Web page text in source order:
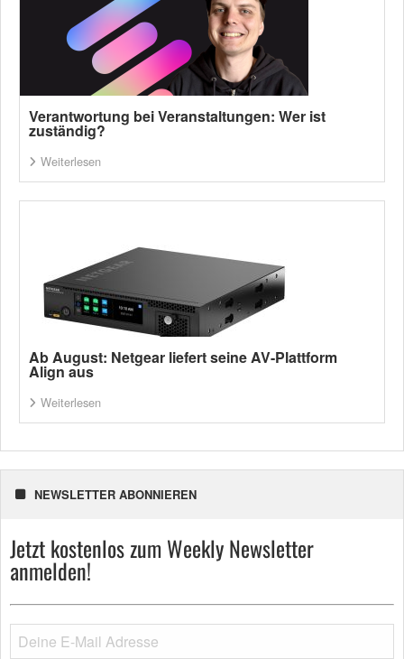
Verantwortung bei Veranstaltungen: Wer ist
zuständig?
Weiterlesen
Ab August: Netgear liefert seine AV-Plattform
Align aus
Weiterlesen
NEWSLETTER ABONNIEREN
Jetzt kostenlos zum Weekly Newsletter
anmelden!